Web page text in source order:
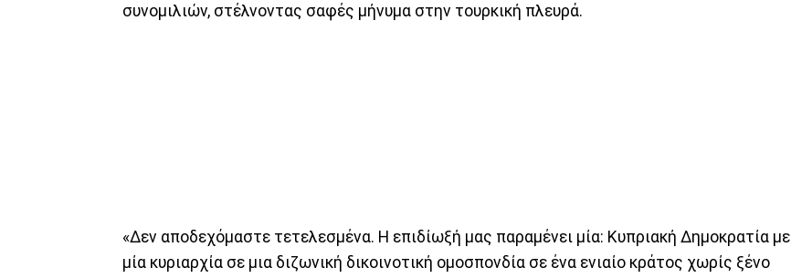
συνομιλιών, στέλνοντας σαφές μήνυμα στην τουρκική πλευρά.
«Δεν αποδεχόμαστε τετελεσμένα. Η επιδίωξή μας παραμένει μία: Κυπριακή Δημοκρατία με
μία κυριαρχία σε μια διζωνική δικοινοτική ομοσπονδία σε ένα ενιαίο κράτος χωρίς ξένο